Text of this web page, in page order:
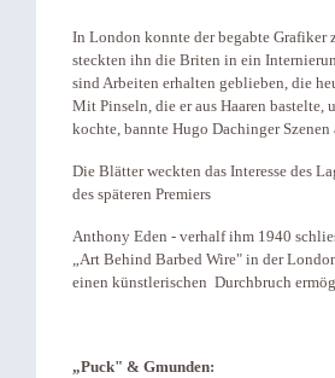
In London konnte der begabte Grafiker
steckten ihn die Briten in ein
sind Arbeiten erhalten geblieben, die
Mit Pinseln, die er aus Haaren bastelte,
kochte, bannte Hugo Dachinger
Die Blätter weckten das Interesse des
des späteren Premiers
Anthony Eden - verhalf ihm 1940
„Art Behind Barbed Wire" in der
einen künstlerischen Durchbruch
„Puck" & Gmunden: